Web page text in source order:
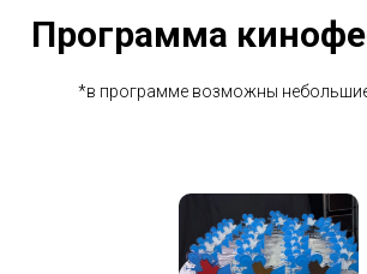
Программа
*в программе возможны